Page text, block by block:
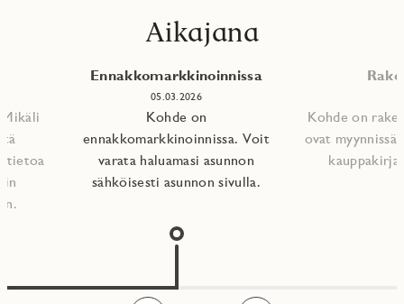
Aikajana
tietoa
Ennakkomarkkinoinnissa
05.03.2026
Kohde on
ennakkomarkkinoinnissa. Voit
varata haluamasi asunnon
sähköisesti asunnon sivulla.
Kohde on
ovat